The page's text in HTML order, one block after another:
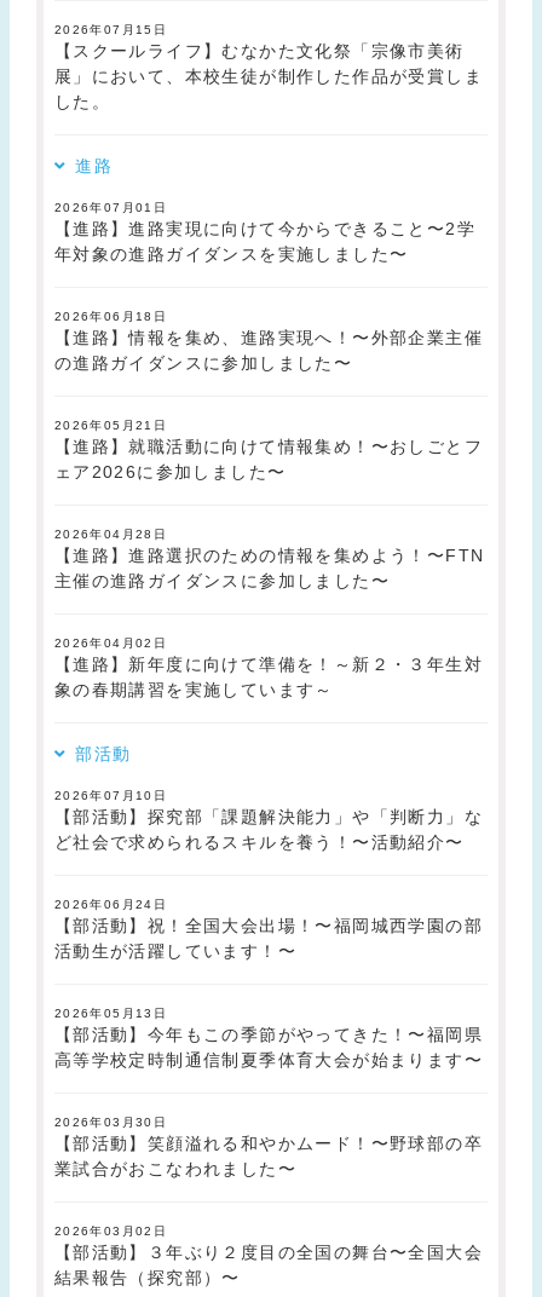
2026年07月15日
【スクールライフ】むなかた文化祭「宗像市美術
展」において、本校生徒が制作した作品が受賞しま
した。
進路
2026年07月01日
【進路】進路実現に向けて今からできること〜2学
年対象の進路ガイダンスを実施しました〜
2026年06月18日
【進路】情報を集め、進路実現へ！〜外部企業主催
の進路ガイダンスに参加しました〜
2026年05月21日
【進路】就職活動に向けて情報集め！〜おしごとフ
ェア2026に参加しました〜
2026年04月28日
【進路】進路選択のための情報を集めよう！〜FTN
主催の進路ガイダンスに参加しました〜
2026年04月02日
【進路】新年度に向けて準備を！～新２・３年生対
象の春期講習を実施しています～
部活動
2026年07月10日
【部活動】探究部「課題解決能力」や「判断力」な
ど社会で求められるスキルを養う！〜活動紹介〜
2026年06月24日
【部活動】祝！全国大会出場！〜福岡城西学園の部
活動生が活躍しています！〜
2026年05月13日
【部活動】今年もこの季節がやってきた！〜福岡県
高等学校定時制通信制夏季体育大会が始まります〜
2026年03月30日
【部活動】笑顔溢れる和やかムード！〜野球部の卒
業試合がおこなわれました〜
2026年03月02日
【部活動】３年ぶり２度目の全国の舞台〜全国大会
結果報告（探究部）〜